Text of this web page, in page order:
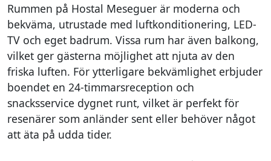
Rummen på Hostal Meseguer är moderna och
bekväma, utrustade med luftkonditionering, LED-
TV och eget badrum. Vissa rum har även balkong,
vilket ger gästerna möjlighet att njuta av den
friska luften. För ytterligare bekvämlighet erbjuder
boendet en 24-timmarsreception och
snacksservice dygnet runt, vilket är perfekt för
resenärer som anländer sent eller behöver något
att äta på udda tider.